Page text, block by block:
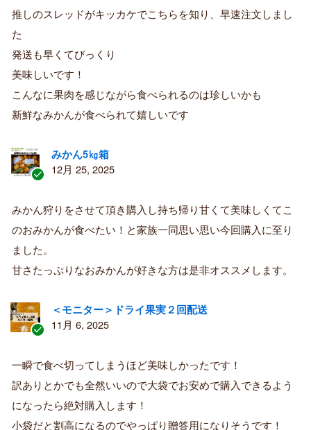
証
済
購
者
推しのスレッドがキッカケでこちらを知り、早速注文しまし
た
発送も早くてびっくり
美味しいです！
こんなに果肉を感じながら食べられるのは珍しいかも
新鮮なみかんが食べられて嬉しいです
証
済
み
購
者
みかん5㎏箱
12月 25, 2025
みかん狩りをさせて頂き購入し持ち帰り甘くて美味しくてこ
のおみかんが食べたい！と家族一同思い思い今回購入に至り
ました。
甘さたっぷりなおみかんが好きな方は是非オススメします。
証
済
み
購
＜モニター＞ドライ果実２回配送
11月 6, 2025
一瞬で食べ切ってしまうほど美味しかったです！
訳ありとかでも全然いいので大袋でお安めで購入できるよう
になったら絶対購入します！
小袋だと割高になるのでやっぱり贈答用になりそうです！